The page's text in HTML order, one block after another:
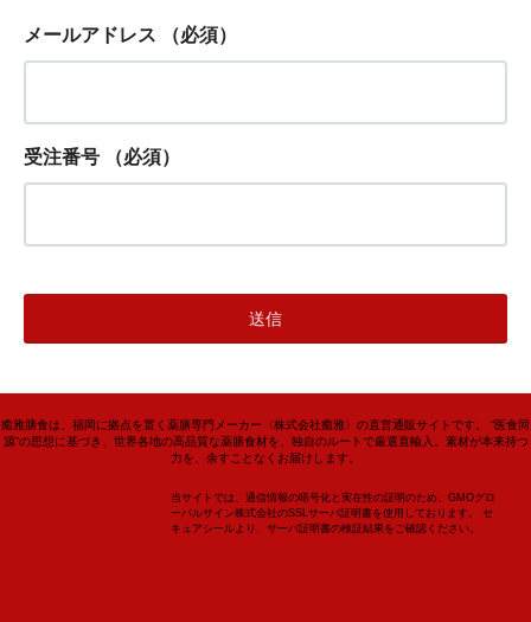
メールアドレス （必須）
受注番号 （必須）
癒雅膳食は、福岡に拠点を置く薬膳専門メーカー〈株式会社癒雅〉の直営通販サイトです。 “医食同
源”の思想に基づき、世界各地の高品質な薬膳食材を、独自のルートで厳選直輸入。素材が本来持つ
力を、余すことなくお届けします。
当サイトでは、通信情報の暗号化と実在性の証明のため、GMOグロ
ーバルサイン株式会社のSSLサーバ証明書を使用しております。 セ
キュアシールより、サーバ証明書の検証結果をご確認ください。